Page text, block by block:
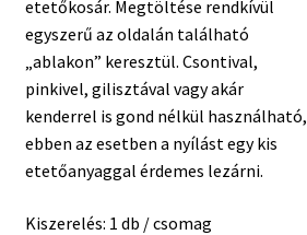
etetőkosár. Megtöltése rendkívül
egyszerű az oldalán található
„ablakon” keresztül. Csontival,
pinkivel, gilisztával vagy akár
kenderrel is gond nélkül használható,
ebben az esetben a nyílást egy kis
etetőanyaggal érdemes lezárni.
Kiszerelés: 1 db / csomag